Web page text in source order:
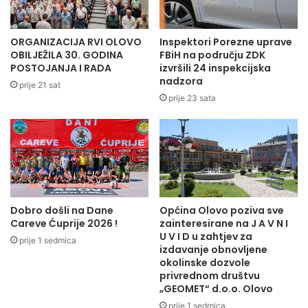
u
S
o
r
t
o
m
c
e
n
r
u
p
o
d
j
e
l
a
k
e
t
i
ć
a
z
a
ORGANIZACIJA RVI OLOVO
OBILJEŽILA 30. GODINA
POSTOJANJA I RADA
prije 21 sat
Inspektori Porezne uprave
FBiH na području ZDK
izvršili 24 inspekcijska
nadzora
prije 23 sata
Dobro došli na Dane
Careve Ćuprije 2026 !
prije 1 sedmica
Općina Olovo poziva sve
zainteresirane na J A V N I
U V I D u zahtjev za
izdavanje obnovljene
okolinske dozvole
privrednom društvu
„GEOMET“ d.o.o. Olovo
prije 1 sedmica